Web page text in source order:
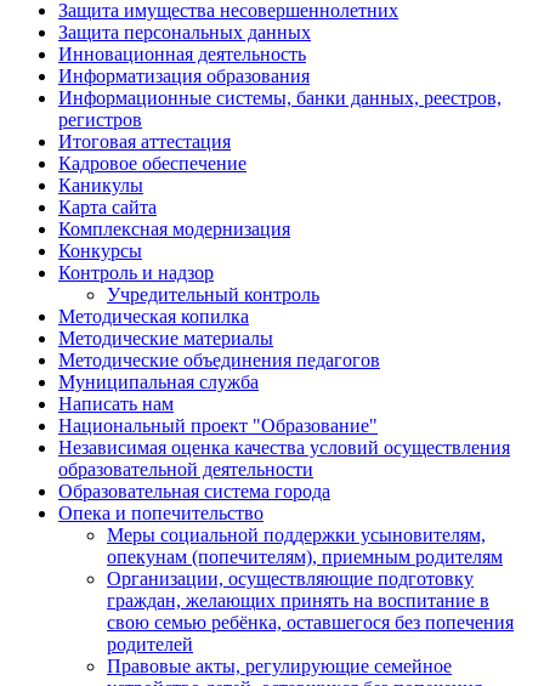
Защита имущества несовершеннолетних
Защита персональных данных
Инновационная деятельность
Информатизация образования
Информационные системы, банки данных, реестров,
регистров
Итоговая аттестация
Кадровое обеспечение
Каникулы
Карта сайта
Комплексная модернизация
Конкурсы
Контроль и надзор
Учредительный контроль
Методическая копилка
Методические материалы
Методические объединения педагогов
Муниципальная служба
Написать нам
Национальный проект "Образование"
Независимая оценка качества условий осуществления
образовательной деятельности
Образовательная система города
Опека и попечительство
Меры социальной поддержки усыновителям,
опекунам (попечителям), приемным родителям
Организации, осуществляющие подготовку
граждан, желающих принять на воспитание в
свою семью ребёнка, оставшегося без попечения
родителей
Правовые акты, регулирующие семейное